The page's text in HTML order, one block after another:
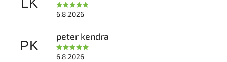
LK
6.8.2026
PK
peter kendra
6.8.2026